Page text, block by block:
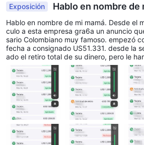
Exposición Hablo en nombre de
Hablo en nombre de mi mamá. Desde el
culo a esta empresa gra6a un anuncio
sario Colombiano muy famoso. empezó
fecha a consignado US51.331. desde la
ado el retiro total de su dinero, pero le
s dinero por concepto de seguros. Se
egar el dinero, pero ayer la llamaron a
retenido en Estados Unidos y que para
s US20.000 y que si no los paga pierde
que supuestamente ganó. En este
igue activa porque están esperando que
nvío el soporte de todos los pagos que
yuda.